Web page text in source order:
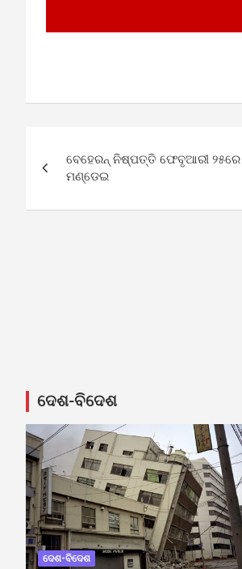
navigation
ବେହେରନ୍ ନିଷ୍ପତ୍ତି ଫେବୃଆରୀ ୨୫ରେ
ମଣ୍ଡେଇ
ଦେଶ-ବିଦେଶ
ଦେଶ-ବିଦେଶ